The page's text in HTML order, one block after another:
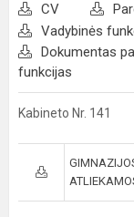
CV
Vadybinės
Dokumentas
funkcijas
Kabineto Nr. 141